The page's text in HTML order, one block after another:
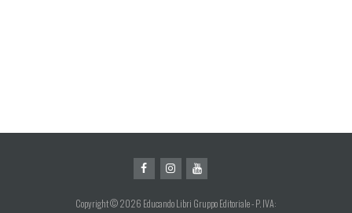
Copyright © 2026 Educando Libri Gruppo Editoriale - P. IVA: